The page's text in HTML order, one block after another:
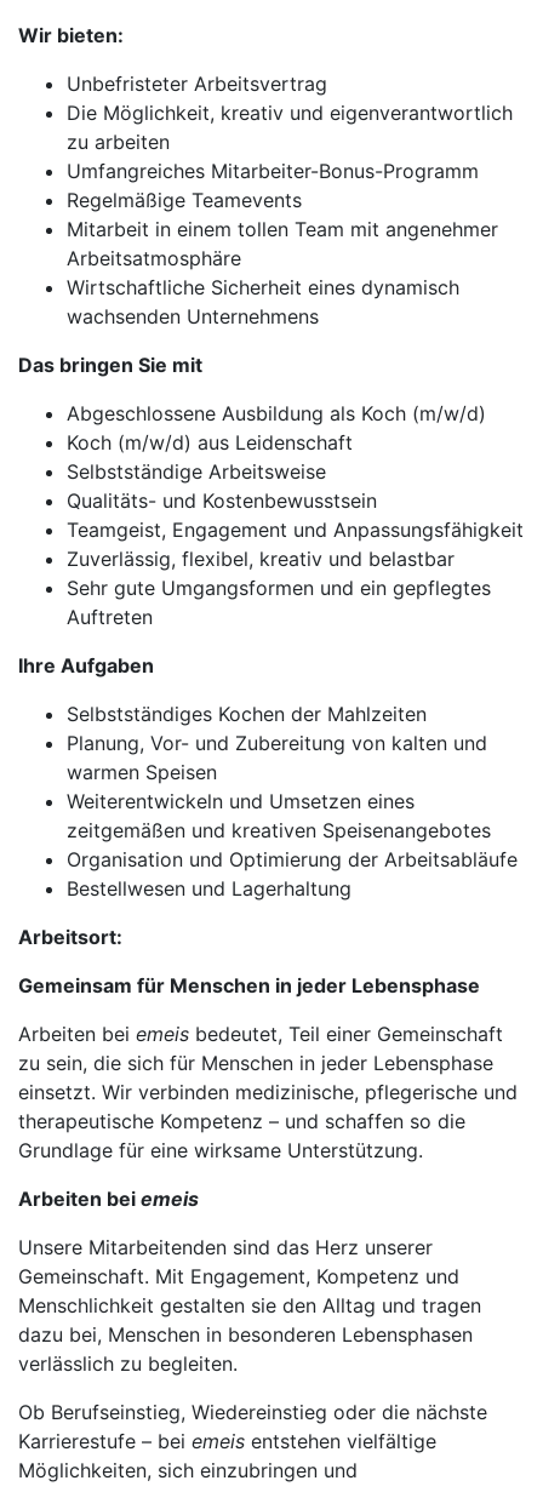
Wir bieten:
Unbefristeter Arbeitsvertrag
Die Möglichkeit, kreativ und eigenverantwortlich
zu arbeiten
Umfangreiches Mitarbeiter-Bonus-Programm
Regelmäßige Teamevents
Mitarbeit in einem tollen Team mit angenehmer
Arbeitsatmosphäre
Wirtschaftliche Sicherheit eines dynamisch
wachsenden Unternehmens
Das bringen Sie mit
Abgeschlossene Ausbildung als Koch (m/w/d)
Koch (m/w/d) aus Leidenschaft
Selbstständige Arbeitsweise
Qualitäts- und Kostenbewusstsein
Teamgeist, Engagement und Anpassungsfähigkeit
Zuverlässig, flexibel, kreativ und belastbar
Sehr gute Umgangsformen und ein gepflegtes
Auftreten
Ihre Aufgaben
Selbstständiges Kochen der Mahlzeiten
Planung, Vor- und Zubereitung von kalten und
warmen Speisen
Weiterentwickeln und Umsetzen eines
zeitgemäßen und kreativen Speisenangebotes
Organisation und Optimierung der Arbeitsabläufe
Bestellwesen und Lagerhaltung
Arbeitsort:
Gemeinsam für Menschen in jeder Lebensphase
Arbeiten bei emeis bedeutet, Teil einer Gemeinschaft
zu sein, die sich für Menschen in jeder Lebensphase
einsetzt. Wir verbinden medizinische, pflegerische und
therapeutische Kompetenz – und schaffen so die
Grundlage für eine wirksame Unterstützung.
Arbeiten bei emeis
Unsere Mitarbeitenden sind das Herz unserer
Gemeinschaft. Mit Engagement, Kompetenz und
Menschlichkeit gestalten sie den Alltag und tragen
dazu bei, Menschen in besonderen Lebensphasen
verlässlich zu begleiten.
Ob Berufseinstieg, Wiedereinstieg oder die nächste
Karrierestufe – bei emeis entstehen vielfältige
Möglichkeiten, sich einzubringen und